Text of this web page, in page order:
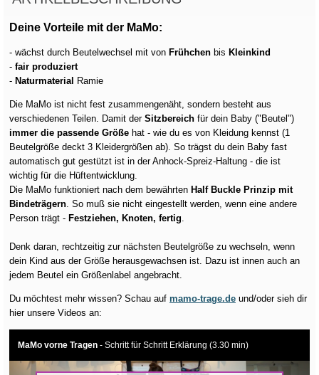
Deine Vorteile mit der MaMo:
- wächst durch Beutelwechsel mit von Frühchen bis Kleinkind
- fair produziert
- Naturmaterial Ramie
Die MaMo ist nicht fest zusammengenäht, sondern besteht aus
verschiedenen Teilen. Damit der Sitzbereich für dein Baby ("Beutel")
immer die passende Größe hat - wie du es von Kleidung kennst (1
Beutelgröße deckt 3 Kleidergrößen ab). So trägst du dein Baby fast
automatisch gut gestützt ist in der Anhock-Spreiz-Haltung - die ist
wichtig für die Hüftentwicklung.
Die MaMo funktioniert nach dem bewährten Half Buckle Prinzip mit
Bindeträgern . So muß sie nicht eingestellt werden, wenn eine andere
Person trägt - Festziehen, Knoten, fertig
Denk daran, rechtzeitig zur nächsten Beutelgröße zu wechseln, wenn
dein Kind aus der Größe herausgewachsen ist. Dazu ist innen auch an
jedem Beutel ein Größenlabel angebracht.
Du möchtest mehr wissen? Schau auf mamo-trage.de und/oder sieh dir
hier unsere Videos an:
MaMo vorne Tragen - Schritt für Schritt Erklärung (3.30 min)